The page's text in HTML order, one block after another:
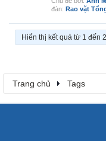
đàn: Rao vặt
Hiển thị kết quả từ 1 đến
Trang chủ Tags